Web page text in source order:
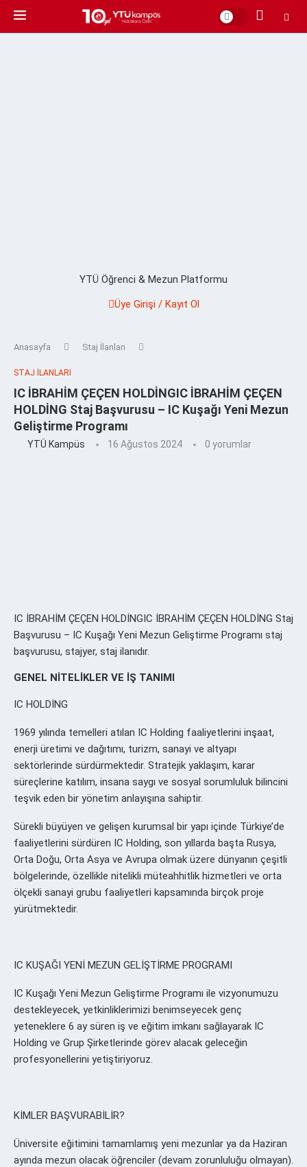
YTÜ Öğrenci & Mezun Platformu
Üye Girişi / Kayıt Ol
Anasayfa Staj İlanları
STAJ İLANLARI
IC İBRAHİM ÇEÇEN HOLDİNGIC İBRAHİM ÇEÇEN
HOLDİNG Staj Başvurusu – IC Kuşağı Yeni Mezun
Geliştirme Programı
YTÜ Kampüs 16 Ağustos 2024 0 yorumlar
IC İBRAHİM ÇEÇEN HOLDİNGIC İBRAHİM ÇEÇEN HOLDİNG Staj
Başvurusu – IC Kuşağı Yeni Mezun Geliştirme Programı staj
başvurusu, stajyer, staj ilanıdır.
GENEL NİTELİKLER VE İŞ TANIMI
IC HOLDİNG
1969 yılında temelleri atılan IC Holding faaliyetlerini inşaat,
enerji üretimi ve dağıtımı, turizm, sanayi ve altyapı
sektörlerinde sürdürmektedir. Stratejik yaklaşım, karar
süreçlerine katılım, insana saygı ve sosyal sorumluluk bilincini
teşvik eden bir yönetim anlayışına sahiptir.
Sürekli büyüyen ve gelişen kurumsal bir yapı içinde Türkiye’de
faaliyetlerini sürdüren IC Holding, son yıllarda başta Rusya,
Orta Doğu, Orta Asya ve Avrupa olmak üzere dünyanın çeşitli
bölgelerinde, özellikle nitelikli müteahhitlik hizmetleri ve orta
ölçekli sanayi grubu faaliyetleri kapsamında birçok proje
yürütmektedir.
IC KUŞAĞI YENİ MEZUN GELİŞTİRME PROGRAMI
IC Kuşağı Yeni Mezun Geliştirme Programı ile vizyonumuzu
destekleyecek, yetkinliklerimizi benimseyecek genç
yeteneklere 6 ay süren iş ve eğitim imkanı sağlayarak IC
Holding ve Grup Şirketlerinde görev alacak geleceğin
profesyonellerini yetiştiriyoruz.
KİMLER BAŞVURABİLİR?
Üniversite eğitimini tamamlamış yeni mezunlar ya da Haziran
ayında mezun olacak öğrenciler (devam zorunluluğu olmayan).